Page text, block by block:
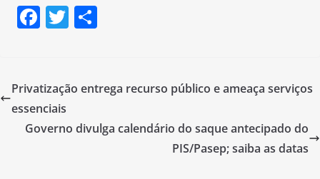
F
e
b
o
T
er e
Privatização entrega recurso público e ameaça serviços
essenciais
Governo divulga calendário do saque antecipado do
PIS/Pasep; saiba as datas